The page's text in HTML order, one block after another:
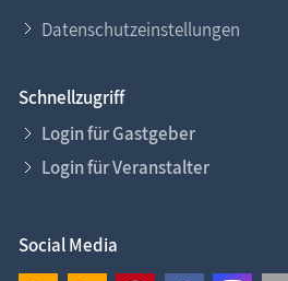
Datenschutzeinstellungen
Schnellzugriff
Login für Gastgeber
Login für Veranstalter
Social Media